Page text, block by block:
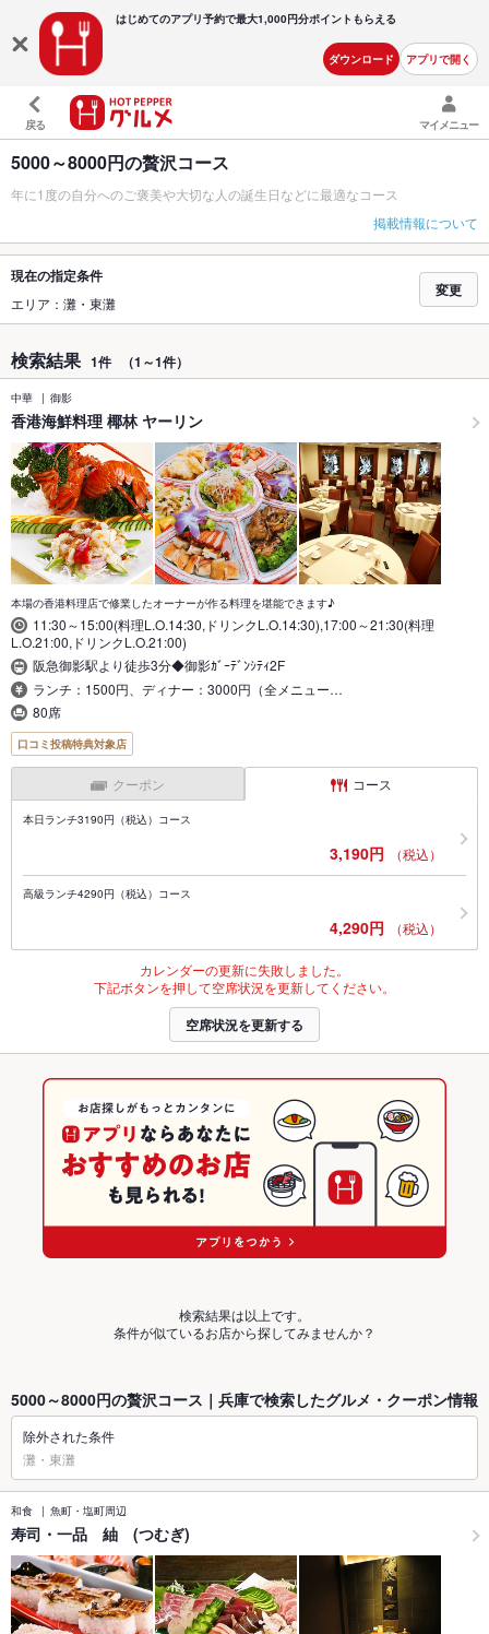
はじめてのアプリ予約で最大1,000円分ポイントもらえる
ダウンロード アプリで開く
戻る マイメニュー
5000～8000円の贅沢コース
年に1度の自分へのご褒美や大切な人の誕生日などに最適なコース
掲載情報について
現在の指定条件
エリア：灘・東灘
変更
検索結果 1件 （1～1件）
中華 御影
香港海鮮料理 椰林 ヤーリン
本場の香港料理店で修業したオーナーが作る料理を堪能できます♪
11:30～15:00(料理L.O.14:30,ドリンクL.O.14:30),17:00～21:30(料理
L.O.21:00,ドリンクL.O.21:00)
阪急御影駅より徒歩3分◆御影ｶﾞｰﾃﾞﾝｼﾃｨ2F
ランチ：1500円、ディナー：3000円（全メニュー…
80席
口コミ投稿特典対象店
クーポン コース
本日ランチ3190円（税込）コース
3,190円 （税込）
高級ランチ4290円（税込）コース
4,290円 （税込）
カレンダーの更新に失敗しました。
下記ボタンを押して空席状況を更新してください。
空席状況を更新する
検索結果は以上です。
条件が似ているお店から探してみませんか？
5000～8000円の贅沢コース｜兵庫で検索したグルメ・クーポン情報
除外された条件
灘・東灘
和食 魚町・塩町周辺
寿司・一品 紬 (つむぎ)